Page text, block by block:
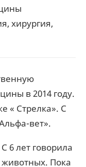
хирургия,
в 2014 году.
« Стрелка». С
вет».
6 лет говорила
животных. Пока